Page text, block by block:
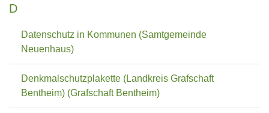
D
Datenschutz in Kommunen (Samtgemeinde
Neuenhaus)
Denkmalschutzplakette (Landkreis Grafschaft
Bentheim) (Grafschaft Bentheim)